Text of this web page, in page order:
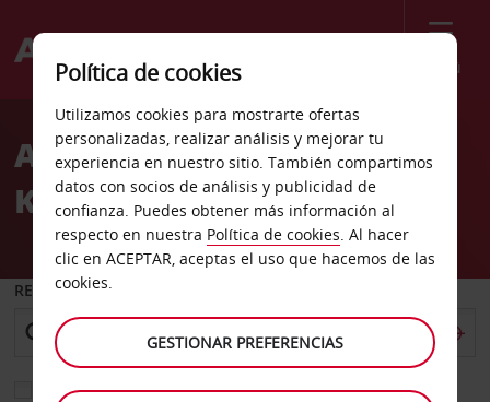
Menú
Welcome
AvisAlquiler de coches
Karpathos
RECOGER EN
Elegir otra oficina de devolución
Política de cookies
Utilizamos cookies para mostrarte ofertas
personalizadas, realizar análisis y mejorar tu
experiencia en nuestro sitio. También compartimos
datos con socios de análisis y publicidad de
confianza. Puedes obtener más información al
respecto en nuestra Política de cookies. Al hacer
clic en ACEPTAR, aceptas el uso que hacemos de las
cookies.
GESTIONAR PREFERENCIAS